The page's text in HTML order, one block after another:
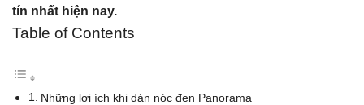
tín nhất hiện nay.
Table of Contents
Những lợi ích khi dán nóc đen Panorama